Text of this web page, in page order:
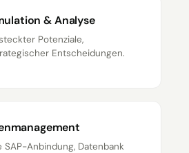
& Analyse
Potenziale,
Entscheidungen.
SAP-Anbindung, Datenbank